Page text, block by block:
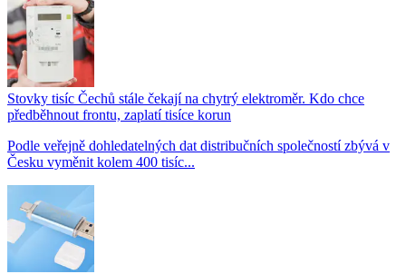
Stovky tisíc Čechů stále čekají na chytrý elektroměr. Kdo chce
předběhnout frontu, zaplatí tisíce korun
Podle veřejně dohledatelných dat distribučních společností zbývá v
Česku vyměnit kolem 400 tisíc...